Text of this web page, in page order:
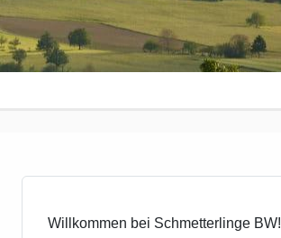
Willkommen bei Schmetterlinge BW!